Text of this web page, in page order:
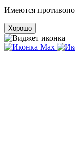
Имеются
Хорошо